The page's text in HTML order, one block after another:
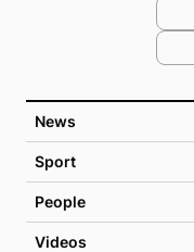
News
Sport
People
Videos